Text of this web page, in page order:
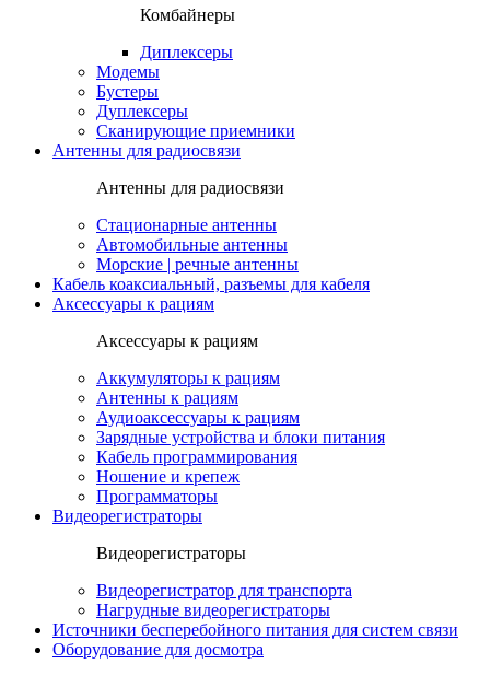
Комбайнеры
Диплексеры
Модемы
Бустеры
Дуплексеры
Сканирующие приемники
Антенны для радиосвязи
Антенны для радиосвязи
Стационарные антенны
Автомобильные антенны
Морские | речные антенны
Кабель коаксиальный, разъемы для кабеля
Аксессуары к рациям
Аксессуары к рациям
Аккумуляторы к рациям
Антенны к рациям
Аудиоаксессуары к рациям
Зарядные устройства и блоки питания
Кабель программирования
Ношение и крепеж
Программаторы
Видеорегистраторы
Видеорегистраторы
Видеорегистратор для транспорта
Нагрудные видеорегистраторы
Источники бесперебойного питания для систем связи
Оборудование для досмотра